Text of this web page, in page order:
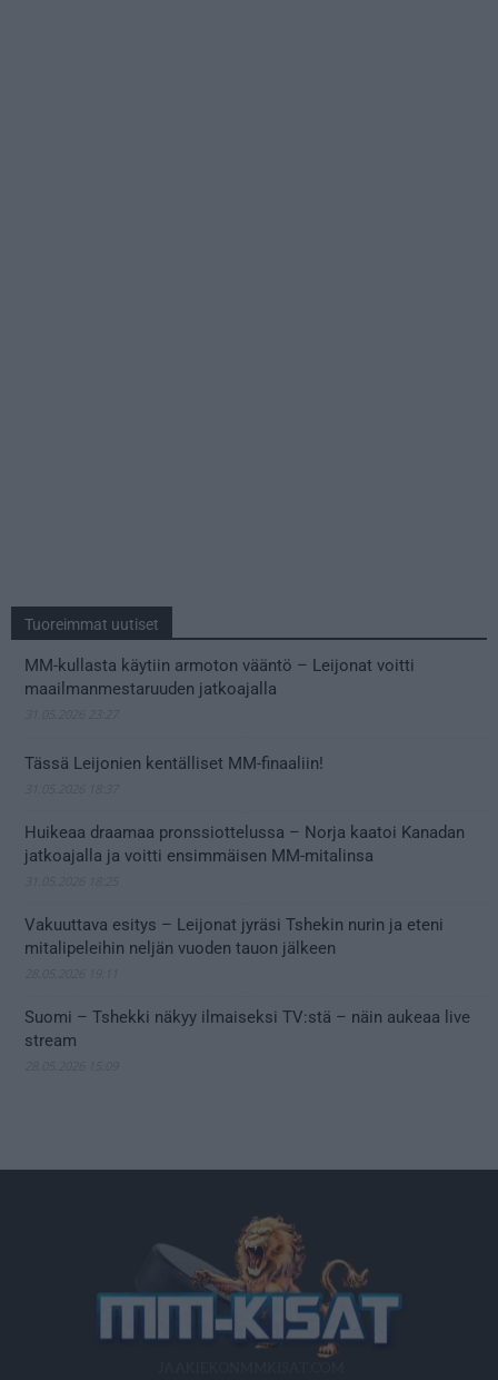
Tuoreimmat uutiset
MM-kullasta käytiin armoton vääntö – Leijonat voitti
maailmanmestaruuden jatkoajalla
Tässä Leijonien kentälliset MM-finaaliin!
Huikeaa draamaa pronssiottelussa – Norja kaatoi Kanadan
jatkoajalla ja voitti ensimmäisen MM-mitalinsa
Vakuuttava esitys – Leijonat jyräsi Tshekin nurin ja eteni
mitalipeleihin neljän vuoden tauon jälkeen
Suomi – Tshekki näkyy ilmaiseksi TV:stä – näin aukeaa live
stream